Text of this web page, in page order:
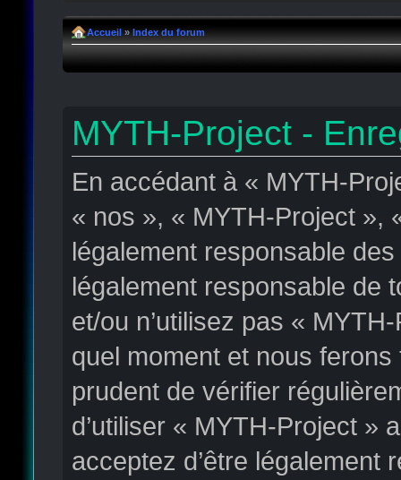
Accueil » Index du forum
MYTH-Project -
En accédant à « MYTH-
« nos », « MYTH-Project »,
légalement responsable
légalement responsable de
et/ou n’utilisez pas «
quel moment et nous
prudent de vérifier
d’utiliser « MYTH-Project »
acceptez d’être légalement